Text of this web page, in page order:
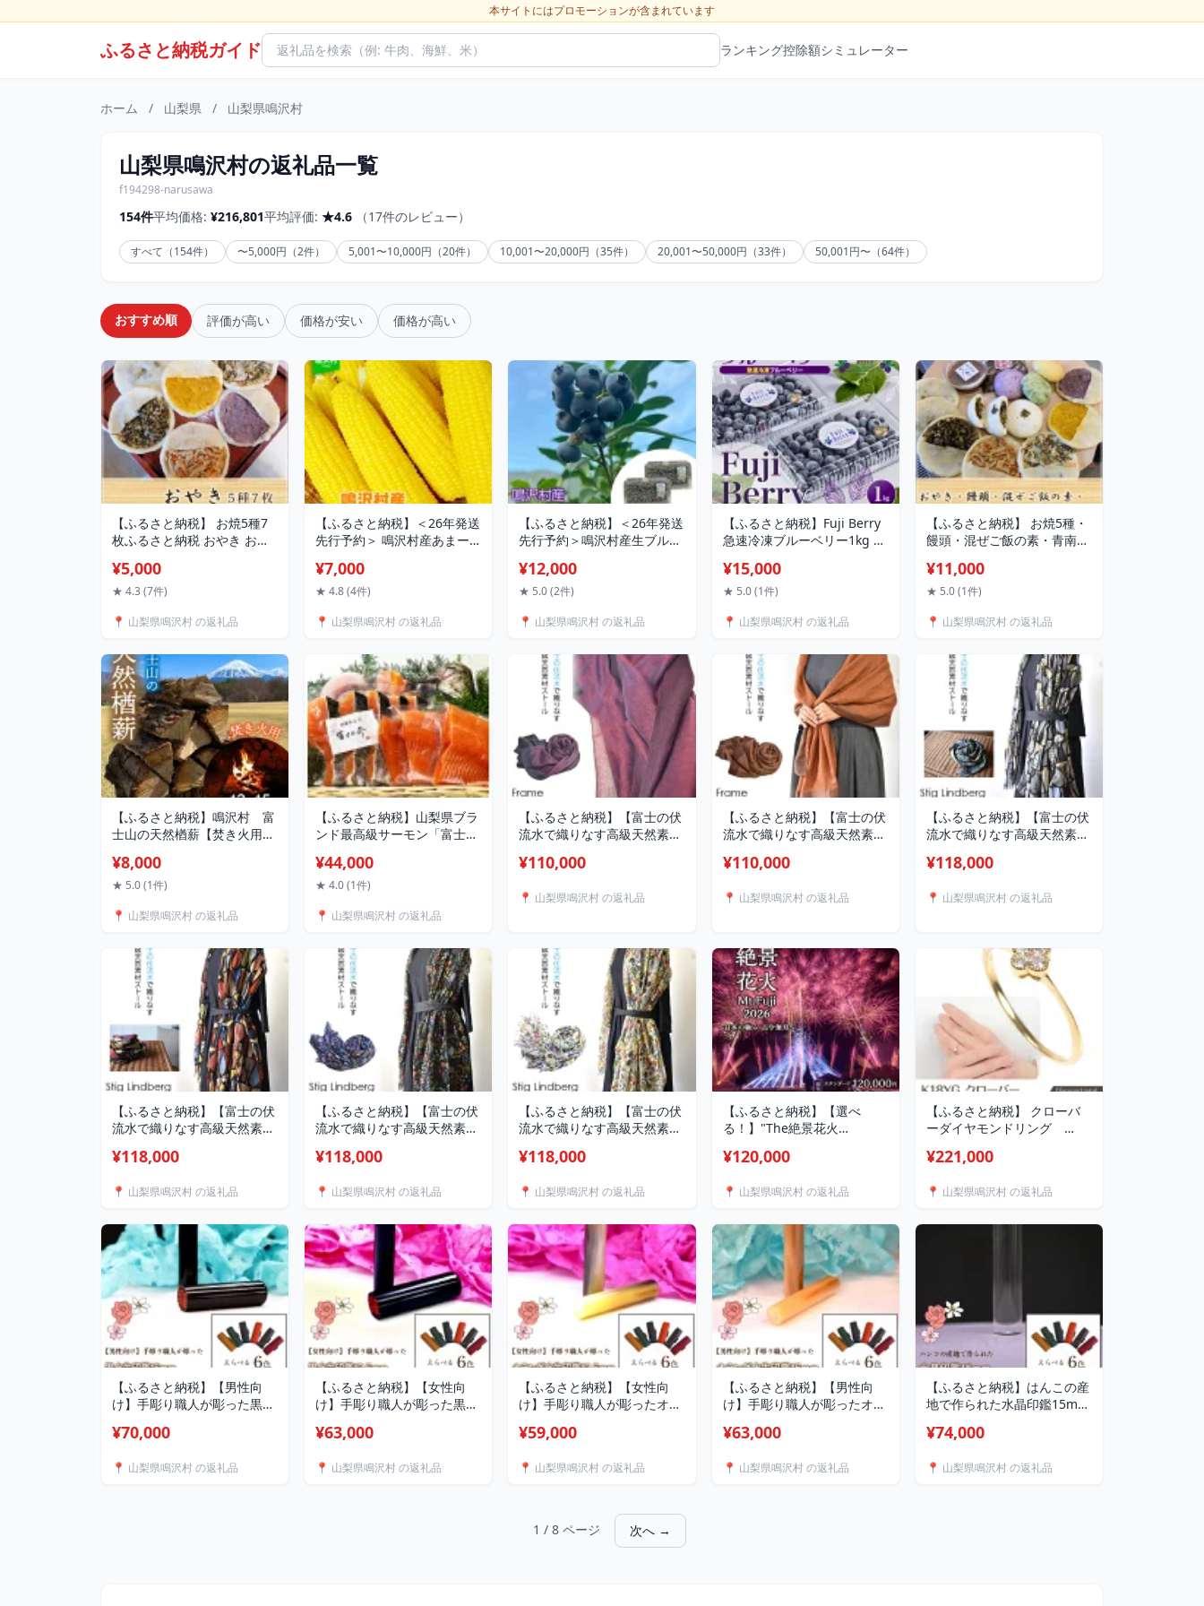
本サイトにはプロモーションが含まれています
ふるさと納税ガイド ランキング控除額シミュレーター
ホーム / 山梨県 / 山梨県鳴沢村
山梨県鳴沢村の返礼品一覧
f194298-narusawa
154件平均価格: ¥216,801平均評価: ★4.6 （17件のレビュー）
すべて（154件） 〜5,000円（2件） 5,001〜10,000円（20件） 10,001〜20,000円（35件） 20,001〜50,000円（33件） 50,001円〜（64件）
おすすめ順 評価が高い 価格が安い 価格が高い
【ふるさと納税】 お焼5種7
枚ふるさと納税 おやき お焼
鳴沢村 送料無料 NSR001
¥5,000
★ 4.3 (7件)
📍 山梨県鳴沢村 の返礼品
【ふるさと納税】＜26年発送
先行予約＞ 鳴沢村産あまー
納税 とうもろこし トウモロ
コシ コーン 野菜 山梨県 鳴沢
¥7,000
★ 4.8 (4件)
📍 山梨県鳴沢村 の返礼品
【ふるさと納税】＜26年発送
先行予約＞鳴沢村産生ブルー
と納税 ブルーベリー 生ブル
ーベリー フルーツ 山梨県 鳴
¥12,000
★ 5.0 (2件)
📍 山梨県鳴沢村 の返礼品
【ふるさと納税】Fuji Berry
急速冷凍ブルーベリー1kg ふ
凍 おいしい 山梨県 鳴沢村 送
料無料 NSAA008
¥15,000
★ 5.0 (1件)
📍 山梨県鳴沢村 の返礼品
【ふるさと納税】 お焼5種・
饅頭・混ぜご飯の素・青南蛮
やき お焼き 饅頭 まんじゅう
おやつ ごはん 混ぜご飯の素
送料無料 NSR005
¥11,000
★ 5.0 (1件)
📍 山梨県鳴沢村 の返礼品
【ふるさと納税】鳴沢村 富
士山の天然楢薪【焚き火用】
ランキング 薪 楢 焚き火 燃料
キャンプ 富士山 山梨県 鳴沢
¥8,000
★ 5.0 (1件)
📍 山梨県鳴沢村 の返礼品
【ふるさと納税】山梨県ブラ
ンド最高級サーモン「富士の
さと納税 サーモン 鮭 さけ し
ゃけ 魚 山梨県 鳴沢村 送料無
¥44,000
★ 4.0 (1件)
📍 山梨県鳴沢村 の返礼品
【ふるさと納税】【富士の伏
流水で織りなす高級天然素材
「Frame」ストール パープ
しゃれ 高級素材 シルク カシ
料 NSAB006
¥110,000
📍 山梨県鳴沢村 の返礼品
【ふるさと納税】【富士の伏
流水で織りなす高級天然素材
「Frame」ストール ブラウ
しゃれ 高級素材 シルク カシ
料 NSAB005
¥110,000
📍 山梨県鳴沢村 の返礼品
【ふるさと納税】【富士の伏
流水で織りなす高級天然素材
ベリ ポテリー グレー ふ
れ 高級素材 ファッション 女
¥118,000
📍 山梨県鳴沢村 の返礼品
【ふるさと納税】【富士の伏
流水で織りなす高級天然素材
ベリ ポテリー マルチカラ
しゃれ 高級素材 ファッショ
沢村 送料無料 NSAB003
¥118,000
📍 山梨県鳴沢村 の返礼品
【ふるさと納税】【富士の伏
流水で織りなす高級天然素材
ベリ ハーバリウム ネイビ
しゃれ 高級素材 ファッショ
沢村 送料無料 NSAB002
¥118,000
📍 山梨県鳴沢村 の返礼品
【ふるさと納税】【富士の伏
流水で織りなす高級天然素材
ベリ ハーバリウム シロ
ゃれ 高級素材 ファッション
村 送料無料 NSAB001
¥118,000
📍 山梨県鳴沢村 の返礼品
【ふるさと納税】【選べ
る！】"The絶景花火
み古今無双～”観覧チケット
送料無料 絶景花火 花火 観覧
¥120,000
📍 山梨県鳴沢村 の返礼品
【ふるさと納税】 クローバ
ーダイヤモンドリング
NSAN003
¥221,000
📍 山梨県鳴沢村 の返礼品
【ふるさと納税】【男性向
け】手彫り職人が彫った黒水
ザ－花柄入り印鑑ケース付き
んこ 実印 認印 銀行印 イタリ
¥70,000
📍 山梨県鳴沢村 の返礼品
【ふるさと納税】【女性向
け】手彫り職人が彫った黒水
ザ－花柄入り印鑑ケース付き
んこ 実印 認印 銀行印 イタリ
¥63,000
📍 山梨県鳴沢村 の返礼品
【ふるさと納税】【女性向
け】手彫り職人が彫ったオラ
アンレザ－花柄入り印鑑ケー
牛 はんこ 実印 認印 銀行印
山梨県 鳴沢村 送料無料
NST010
¥59,000
📍 山梨県鳴沢村 の返礼品
【ふるさと納税】【男性向
け】手彫り職人が彫ったオラ
アンレザ－花柄入り印鑑ケー
牛 はんこ 実印 認印 銀行印
¥63,000
📍 山梨県鳴沢村 の返礼品
【ふるさと納税】はんこの産
地で作られた水晶印鑑15mm
鑑ケース付き ふるさと納税
銀行印 イタリアンレザー 印
¥74,000
📍 山梨県鳴沢村 の返礼品
1 / 8 ページ 次へ →